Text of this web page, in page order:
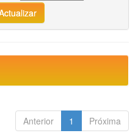
Anterior 1 Próxima